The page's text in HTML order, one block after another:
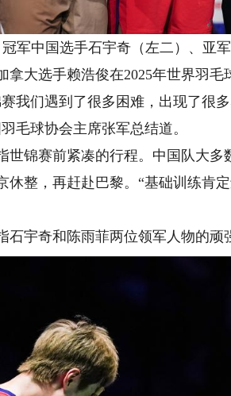
中国选手石宇奇（左二）、亚
拿大选手赖浩俊在2025年世界羽
们遇到了很多困难，出现了很多
毛球协会主席张军总结道。
锦赛前紧凑的行程。中国队大多
休整，再赶赴巴黎。“基础训练肯
宇奇和陈雨菲两位领军人物的顽